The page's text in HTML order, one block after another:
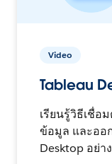
Video
Tableau
เรียนรู้วิธีเชื่อ
ข้อมูล และออ
Desktop อย่า